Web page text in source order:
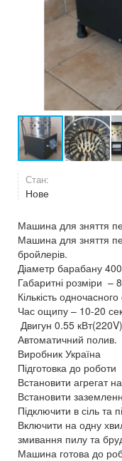
Стан:
Нове
Машина для зняття
Машина для зняття
бройлерів.
Діаметр барабану
Габаритні розміри –
Кількість
Час ощипу – 10-20
Двигун 0.55
Автоматичний полив.
Виробник Україна
Підготовка до роботи
Встановити агрегат
Встановити
Підключити в сіль та
Включити на одну
змивання пилу та
Машина готова до